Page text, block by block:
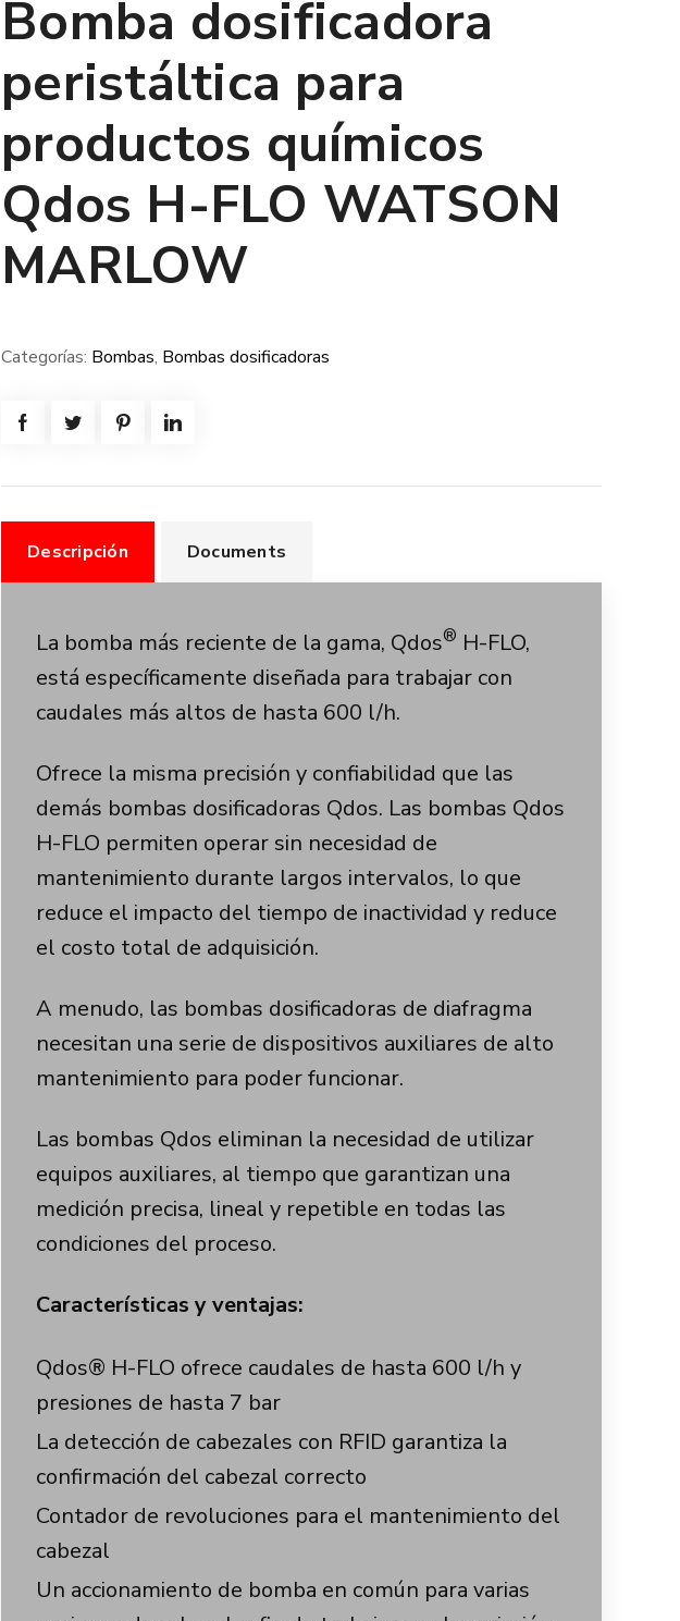
Bomba dosificadora
peristáltica para
productos químicos
Qdos H-FLO WATSON
MARLOW
Categorías: Bombas, Bombas dosificadoras
Descripción Documents
La bomba más reciente de la gama, Qdos® H-FLO,
está específicamente diseñada para trabajar con
caudales más altos de hasta 600 l/h.
Ofrece la misma precisión y confiabilidad que las
demás bombas dosificadoras Qdos. Las bombas Qdos
H-FLO permiten operar sin necesidad de
mantenimiento durante largos intervalos, lo que
reduce el impacto del tiempo de inactividad y reduce
el costo total de adquisición.
A menudo, las bombas dosificadoras de diafragma
necesitan una serie de dispositivos auxiliares de alto
mantenimiento para poder funcionar.
Las bombas Qdos eliminan la necesidad de utilizar
equipos auxiliares, al tiempo que garantizan una
medición precisa, lineal y repetible en todas las
condiciones del proceso.
Características y ventajas:
Qdos® H-FLO ofrece caudales de hasta 600 l/h y
presiones de hasta 7 bar
La detección de cabezales con RFID garantiza la
confirmación del cabezal correcto
Contador de revoluciones para el mantenimiento del
cabezal
Un accionamiento de bomba en común para varias